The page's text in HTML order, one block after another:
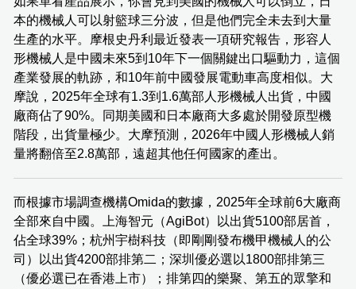
本的機械人可以射籃球三分波，但是他們完全未去到大量
生產的水平。摩根史丹利最近發表一項研究報告，形容人
形機械人是中國未來5到10年下一個關鍵出口驅動力，這個
產業發展的軌跡，和10年前中國發展電動車高度相似。大
摩說，2025年全球有1.3到1.6萬部人形機械人出貨，中國
廠商佔了90%。同期美國和日本廠商大多處於開發原型機
階段，出貨量極少。大摩預測，2026年中國人形機械人銷
量將翻倍至2.8萬部，遠超其他任何國家的產出。
而根據市場調查機構Omida的數據，2025年全球前6大廠商
全部來自中國。上海智元（AgiBot）以出貨5100部居首，
佔全球39%；杭州宇樹科技（即剛剛發布機甲機械人的公
司）以出貨4200部排第二；深圳優必選以1800部排第三
（優必選已在香港上市）；排第四的樂聚、第五的眾擎和